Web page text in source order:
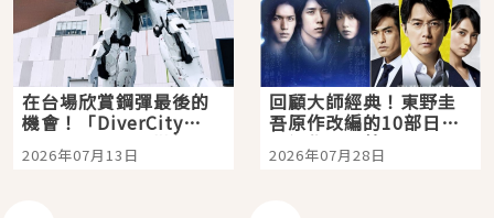
在台場欣賞鋼彈最後的
機會！「DiverCity
Tokyo Plaza」搭船、
購物、美食及夜景，一
2026年07月13日
回顧大師經典！東野圭
吾原作改編的10部日本
影視作品推薦
2026年07月28日